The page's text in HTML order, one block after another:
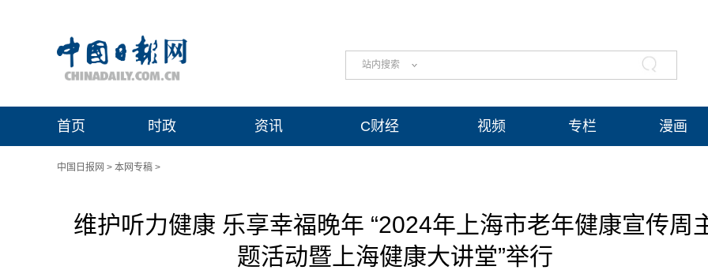
站内搜索
首页 时政 资讯 C财经 视频 专栏 漫画
中国日报网 > 本网专稿 >
维护听力健康 乐享幸福晚年 “2024年上海市老年健康宣传周
题活动暨上海健康大讲堂”举行